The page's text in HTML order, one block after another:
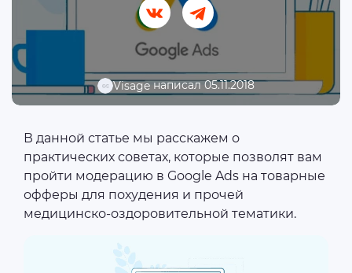
Visageнаписал 05.11.2018
В данной статье мы расскажем о
практических советах, которые позволят вам
пройти модерацию в Google Ads на товарные
офферы для похудения и прочей
медицинско-оздоровительной тематики.